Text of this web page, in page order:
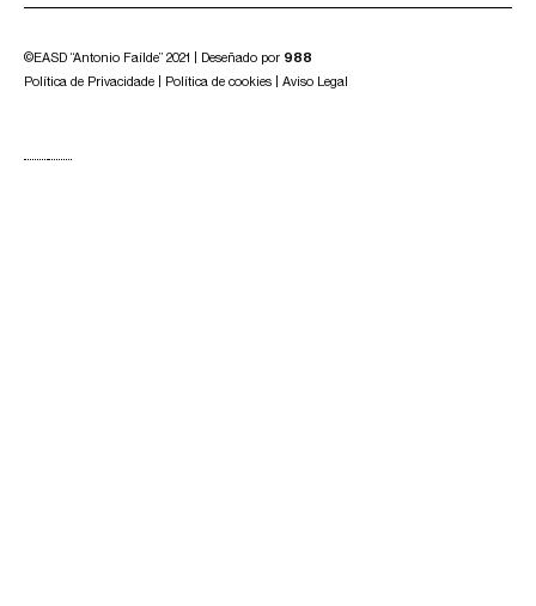
©EASD “Antonio Faílde” 2021 | Deseñado por 988
Política de Privacidade
Política de cookies Aviso Legal